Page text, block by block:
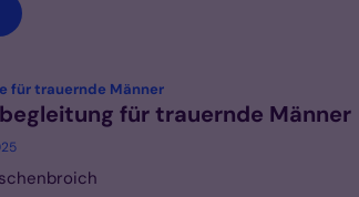
für trauernde Männer:
für trauernde Männer